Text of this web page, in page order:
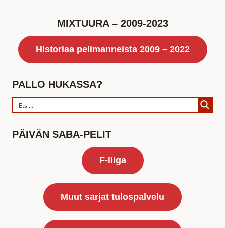
MIXTUURA – 2009-2023
Historiaa pelimanneista 2009 – 2022
PALLO HUKASSA?
PÄIVÄN SABA-PELIT
F-liiga
Muut sarjat tulospalvelu